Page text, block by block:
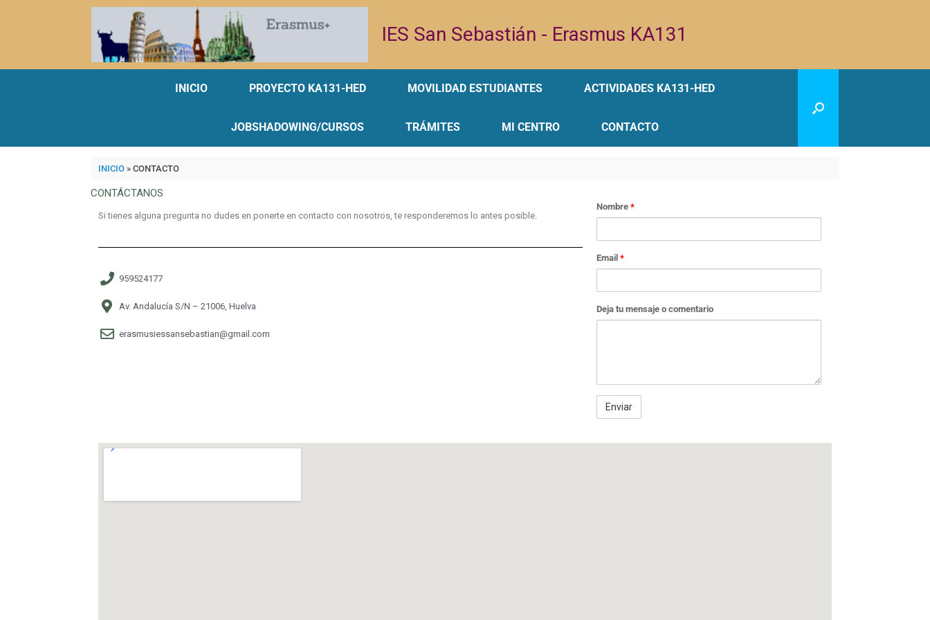
IES San Sebastián - Erasmus KA131
INICIO PROYECTO KA131-HED MOVILIDAD ESTUDIANTES ACTIVIDADES KA131-HED
JOBSHADOWING/CURSOS TRÁMITES MI CENTRO CONTACTO
INICIO» CONTACTO
CONTÁCTANOS
Si tienes alguna pregunta no dudes en ponerte en contacto con nosotros, te responderemos lo antes posible.
959524177
Av. Andalucía S/N – 21006, Huelva
erasmusiessansebastian@gmail.com
Nombre *
Email *
Deja tu mensaje o comentario